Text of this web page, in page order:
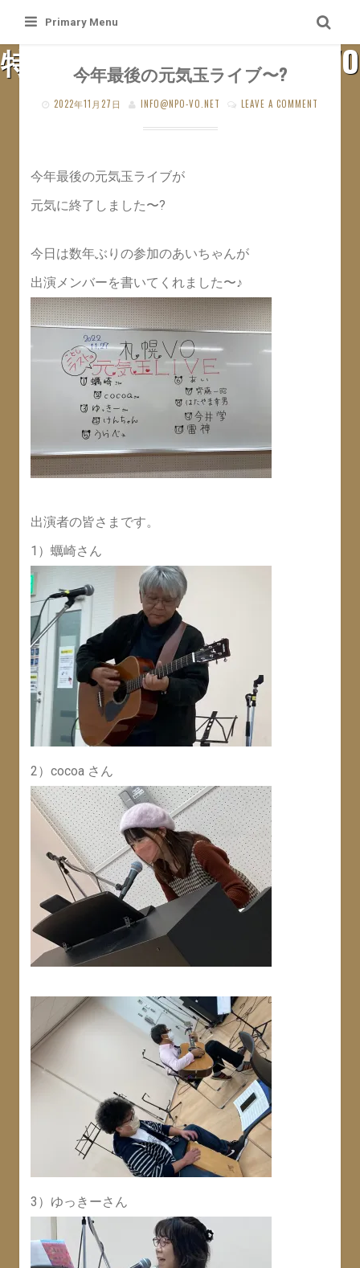
content
Primary Menu
特定非営利活動法人 札幌VO
今年最後の元気玉ライブ〜?
2022年11月27日 INFO@NPO-VO.NET LEAVE A COMMENT
今年最後の元気玉ライブが
元気に終了しました〜?
今日は数年ぶりの参加のあいちゃんが
出演メンバーを書いてくれました〜♪
出演者の皆さまです。
1）蠣崎さん
2）cocoa さん
3）ゆっきーさん